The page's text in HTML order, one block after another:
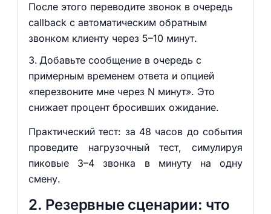
После этого переводите звонок в очередь
callback с автоматическим обратным
звонком клиенту через 5–10 минут.
Добавьте сообщение в очередь с
примерным временем ответа и опцией
«перезвоните мне через N минут». Это
снижает процент бросивших ожидание.
Практический тест: за 48 часов до события
проведите нагрузочный тест, симулируя
пиковые 3–4 звонка в минуту на одну
смену.
2. Резервные сценарии: что